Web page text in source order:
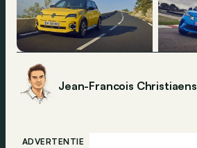
Jean-Francois Christiaens
ADVERTENTIE